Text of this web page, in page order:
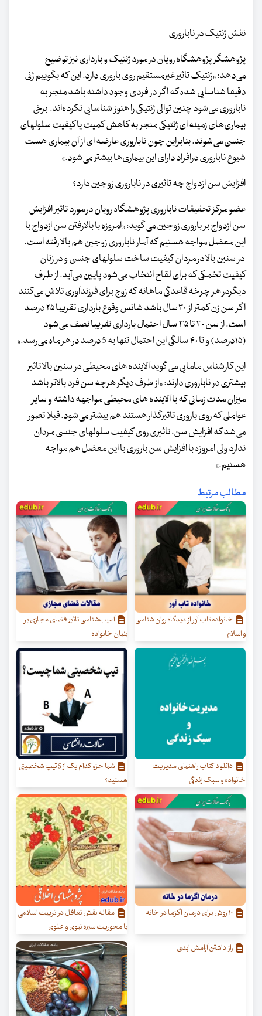
نقش ژنتیک در ناباروری
پژوهشگر پژوهشگاه رویان در مورد ژنتیک و بارداری نیز توضیح
می‌دهد: «ژنتیک تاثیر غیرمستقیم روی باروری دارد. این که بگوییم ژنی
دقیقا شناسایی شده که اگر در فردی وجود داشته باشد منجر به
ناباروری می‌شود چنین توالی ژنتیکی را هنوز شناسایی نکرده‌اند. برخی
بیماری‌های زمینه ای ژنتیکی منجر به کاهش کمیت یا کیفیت سلولهای
جنسی می‌شوند. بنابراین چون ناباروری عارضه ای از آن بیماری هست
شیوع ناباروری درافراد دارای این بیماری‌ها بیشتر می‌شود.»
افزایش سن ازدواج چه تاثیری در ناباروری زوجین دارد؟
عضو مرکز تحقیقات ناباروری پژوهشگاه رویان در مورد تاثیر افزایش
سن ازدواج بر باروری زوجین می گوید: «امروزه با بالارفتن سن ازدواج با
این معضل مواجه هستیم که آمار ناباروری زوجین هم بالا رفته است.
در سنین بالا در مردان کیفیت ساخت سلولهای جنسی و در زنان
کیفیت تخمکی که برای لقاح انتخاب می‌شود پایین می‌آید. از طرف
دیگردر هر چرخه قاعدگی ماهانه که زوج برای فرزندآوری تلاش می‌کنند
اگر سن زن کمتر از ۳۰سال باشد شانس وقوع بارداری تقریبا ۲۵ درصد
است. از سن ۳۰ تا ۳۵ سال احتمال بارداری تقریبا نصف می‌شود
(۱۵درصد) و تا ۴۰ سالگی این احتمال تنها به 5 درصد در هر ماه می‌رسد.»
این کارشناس مامایی می گوید آلاینده های محیطی در سنین بالا تاثیر
بیشتری در ناباروری دارند: «از طرف دیگر هرچه سن فرد بالاتر باشد
میزان مدت زمانی که با آلاینده های محیطی مواجهه داشته و سایر
عواملی که روی باروری تاثیرگذار هستند هم بیشتر می‌شود. قبلا تصور
می‌شد که افزایش سن، تاثیری روی کیفیت سلولهای جنسی مردان
ندارد ولی امروزه با افزایش سن باروری با این معضل هم مواجه
هستیم.»
مطالب مرتبط
خانواده تاب آور از دیدگاه روان شناسی
و اسلام
آسیب‌شناسی تاثیر فضای مجازی بر
بنیان خانواده
دانلود کتاب راهنمای مدیریت
خانواده و سبک زندگی
شما جزو کدام یک از 5 تیپ شخصیتی
هستید؟
مقاله نقش تغافل در تربیت اسلامی
با محوریت سیره نبوی و علوی
راز داشتن آرامش ابدی